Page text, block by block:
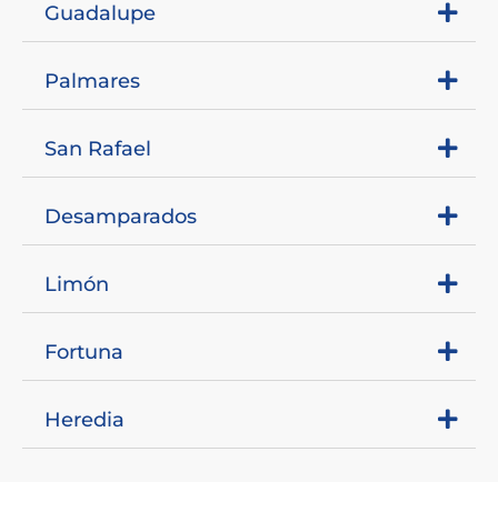
Guadalupe
Palmares
San Rafael
Desamparados
Limón
Fortuna
Heredia